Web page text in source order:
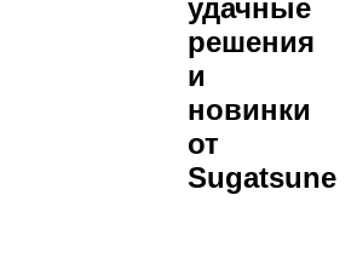
удачные
решения
и
новинки
от
Sugatsune